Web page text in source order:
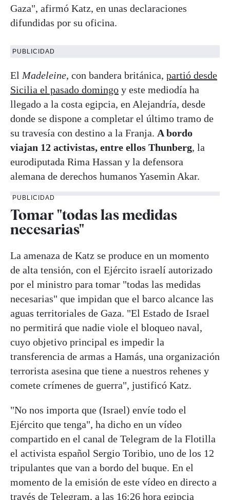
Gaza", afirmó Katz, en unas declaraciones
difundidas por su oficina.
PUBLICIDAD
El Madeleine, con bandera británica, partió desde
Sicilia el pasado domingo y este mediodía ha
llegado a la costa egipcia, en Alejandría, desde
donde se dispone a completar el último tramo de
su travesía con destino a la Franja. A bordo
viajan 12 activistas, entre ellos Thunberg, la
eurodiputada Rima Hassan y la defensora
alemana de derechos humanos Yasemin Akar.
PUBLICIDAD
Tomar "todas las medidas
necesarias"
La amenaza de Katz se produce en un momento
de alta tensión, con el Ejército israelí autorizado
por el ministro para tomar "todas las medidas
necesarias" que impidan que el barco alcance las
aguas territoriales de Gaza. "El Estado de Israel
no permitirá que nadie viole el bloqueo naval,
cuyo objetivo principal es impedir la
transferencia de armas a Hamás, una organización
terrorista asesina que tiene a nuestros rehenes y
comete crímenes de guerra", justificó Katz.
"No nos importa que (Israel) envíe todo el
Ejército que tenga", ha dicho en un vídeo
compartido en el canal de Telegram de la Flotilla
el activista español Sergio Toribio, uno de los 12
tripulantes que van a bordo del buque. En el
momento de la emisión de este vídeo en directo a
través de Telegram, a las 16:26 hora egipcia